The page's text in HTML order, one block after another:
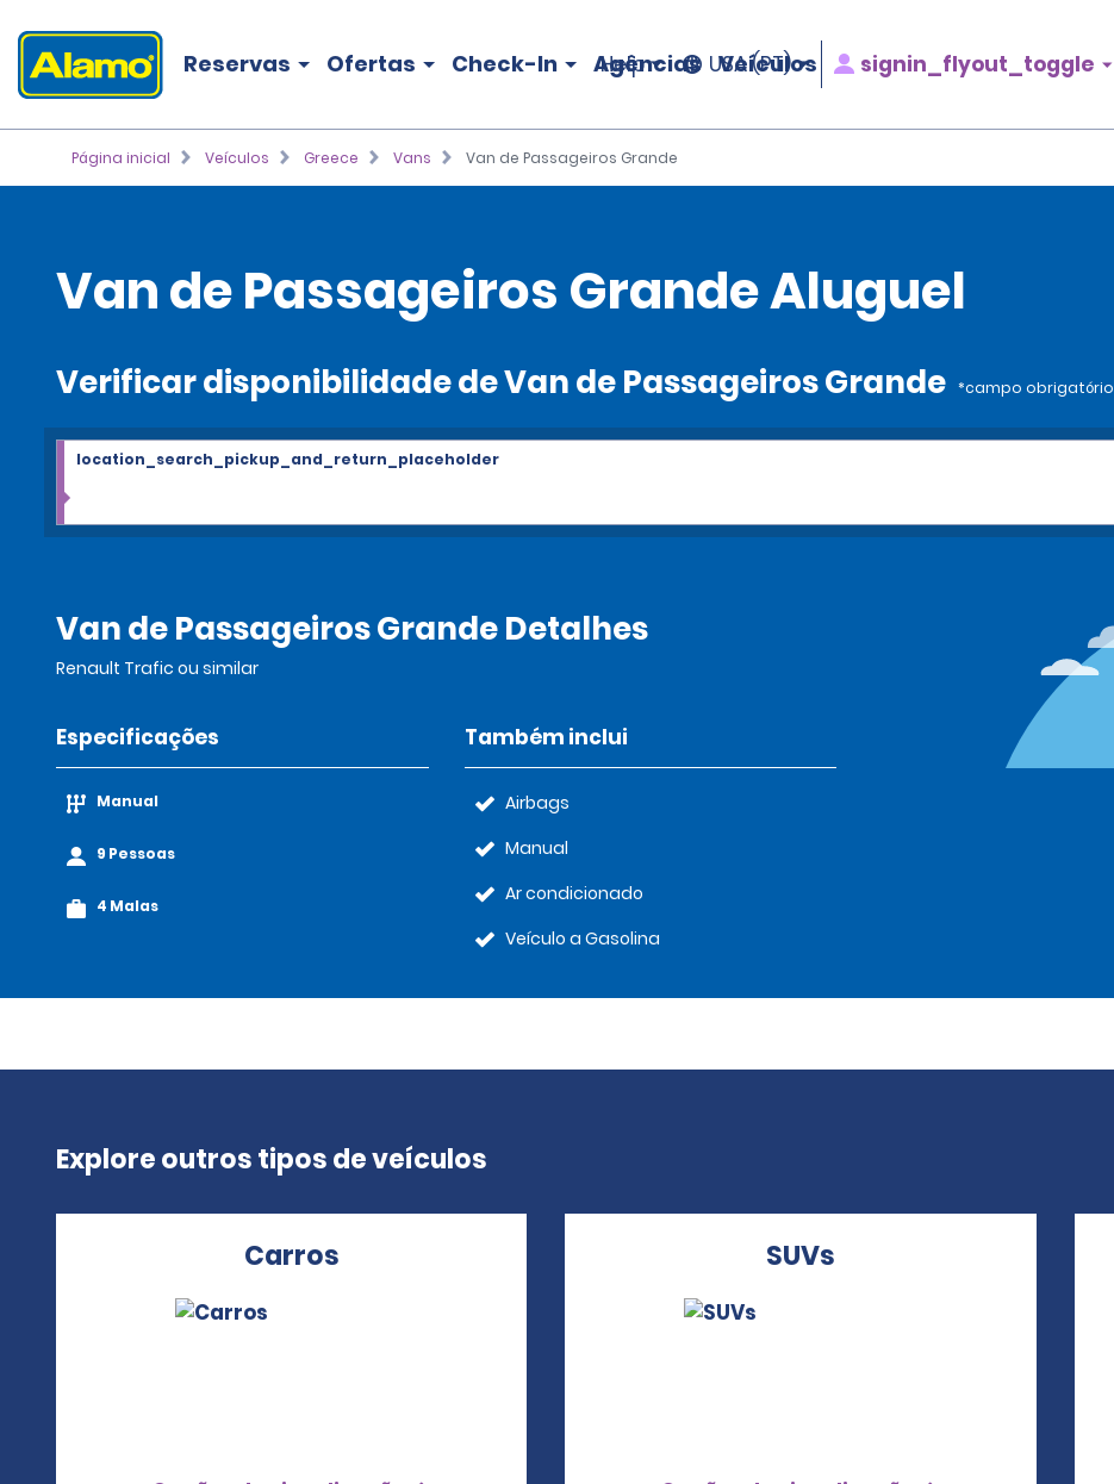
Reservas Ofertas Check-In Agências Veículos
Help USA (PT) signin_flyout_toggle
Página inicial Veículos Greece Vans Van de Passageiros Grande
Van de Passageiros Grande Aluguel
Verificar disponibilidade de Van de Passageiros Grande *campo obrigatório
location_search_pickup_and_return_placeholder
Van de Passageiros Grande Detalhes
Renault Trafic ou similar
Especificações
Manual
9 Pessoas
4 Malas
Também inclui
Airbags
Manual
Ar condicionado
Veículo a Gasolina
Explore outros tipos de veículos
Carros SUVs